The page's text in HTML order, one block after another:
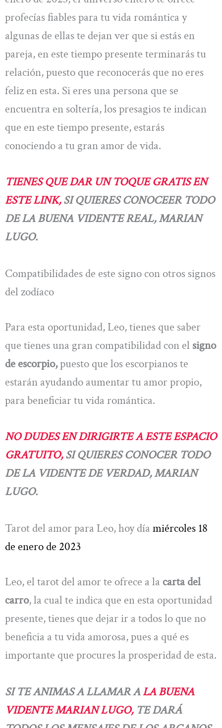
profecías fiables para tu vida romántica y
algunas de ellas te dejan ver que si estás en
pareja, en este tiempo presente terminarás tu
relación, puesto que reconocerás que no eres
feliz en esta. Si eres una persona que se
encuentra en soltería, los presagios te indican
que en este tiempo presente, estarás
conociendo a tu gran amor de vida.
TIENES QUE DAR UN TOQUE GRATIS EN
ESTE LINK,SI QUIERES CONOCEER TODO
DE LA BUENA VIDENTE REAL, MARIAN
LUGO.
Compatibilidades de este signo con otros signos
del zodíaco
Para esta oportunidad, Leo, tienes que saber
que tienes una gran compatibilidad con el signo
de escorpio,puesto que los escorpianos te
estarán ayudando aumentar tu amor propio,
para beneficiar tu vida romántica.
NO DUDES EN DIRIGIRTE A ESTE ESPACIO
GRATUITO,SI QUIERES CONOCER TODO
DE LA VIDENTE DE VERDAD, MARIAN
LUGO.
Tarot del amor para Leo, hoy día miércoles 18
de enero de 2023
Leo, el tarot del amor te ofrece a la carta del
carro, la cual te indica que en esta oportunidad
presente, tienes que dejar ir a todos lo que no
beneficia a tu vida amorosa, pues a qué es
importante que procures la prosperidad de esta.
SI TE ANIMAS A LLAMAR ALA BUENA
VIDENTE MARIAN LUGO, TE DARÁ